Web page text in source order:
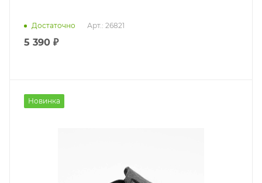
Достаточно Арт.: 26821
5 390 ₽
Новинка